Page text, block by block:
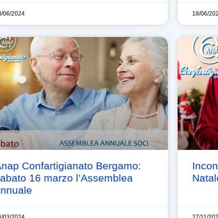
06/2024 18/06/
Confartigianato Bergamo:
16 marzo l’Assemblea